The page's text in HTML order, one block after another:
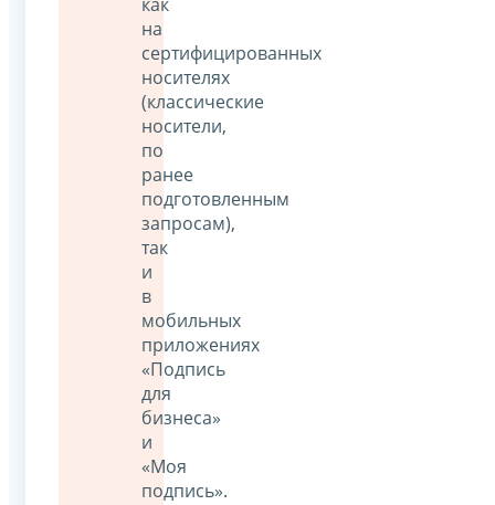
как
на
сертифицированных
носителях
(классические
носители,
по
ранее
подготовленным
запросам),
так
и
в
мобильных
приложениях
«Подпись
для
бизнеса»
и
«Моя
подпись».